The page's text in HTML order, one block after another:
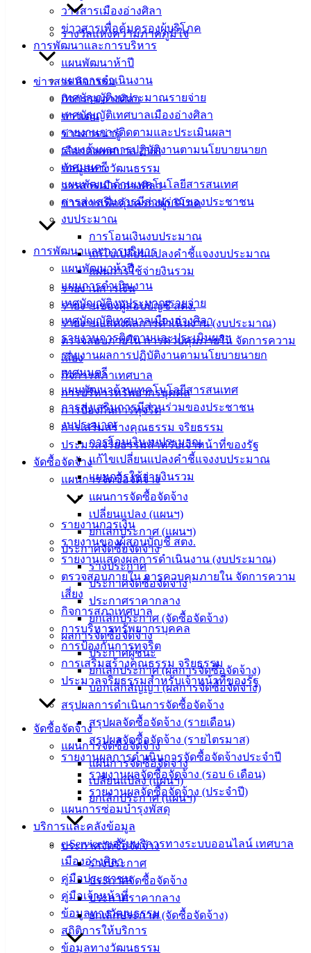
วารสารเมืองอ่างศิลา
ข่าวสารเพื่อคุ้มครองผู้บริโภค
การพัฒนาและการบริหาร
แผนพัฒนาห้าปี
แผนการดำเนินงาน
เทศบัญญัติงบประมาณรายจ่าย
เทศบัญญัติเทศบาลเมืองอ่างศิลา
รายงานการติดตามและประเมินผลฯ
รายงานผลการปฏิบัติงานตามนโยบายนายก
เทศมนตรี
แผนพัฒนาด้านเทคโนโลยีสารสนเทศ
การส่งเสริมการมีส่วนร่วมของประชาชน
งบประมาณ
การโอนเงินงบประมาณ
แก้ไขเปลี่ยนแปลงคำชี้แจงงบประมาณ
แผนการใช้จ่ายงินรวม
รายงานการเงิน
รายงานของผู้สอบบัญชี สตง.
รายงานแสดงผลการดำเนินงาน (งบประมาณ)
ตรวจสอบภายใน การควบคุมภายใน จัดการความ
เสี่ยง
กิจการสภาเทศบาล
การบริหารทรัพยากรบุคคล
การป้องกันการทุจริต
การเสริมสร้างคุณธรรม จริยธรรม
ประมวลจริยธรรมสำหรับเจ้าหน้าที่ของรัฐ
จัดซื้อจัดจ้าง
แผนการจัดซื้อจัดจ้าง
แผนการจัดซื้อจัดจ้าง
เปลี่ยนแปลง (แผนฯ)
ยกเลิกประกาศ (แผนฯ)
ประกาศจัดซื้อจัดจ้าง
ร่างประกาศ
ประกาศจัดซื้อจัดจ้าง
ประกาศราคากลาง
ยกเลิกประกาศ (จัดซื้อจัดจ้าง)
ผลการจัดซื้อจัดจ้าง
ประกาศผู้ชนะ
ยกเลิกประกาศ (ผลการจัดซื้อจัดจ้าง)
บอกเลิกสัญญา (ผลการจัดซื้อจัดจ้าง)
สรุปผลการดำเนินการจัดซื้อจัดจ้าง
สรุปผลจัดซื้อจัดจ้าง (รายเดือน)
สรุปผลจัดซื้อจัดจ้าง (รายไตรมาส)
รายงานผลการดำเนินการจัดซื้อจัดจ้างประจำปี
รายงานผลจัดซื้อจัดจ้าง (รอบ 6 เดือน)
รายงานผลจัดซื้อจัดจ้าง (ประจำปี)
แผนการซ่อมบำรุงพัสดุ
บริการและคลังข้อมูล
e-Service ขอรับบริการทางระบบออนไลน์ เทศบาล
เมืองอ่างศิลา
คู่มือประชาชน
คู่มือเจ้าหน้าที่
ข้อมูลทางวัฒนธรรม
สถิติการให้บริการ
ข้อมูลทางวัฒนธรรม
รางวัลแห่งความภาคภูมิใจ
ข่าวสาร กิจกรรม
กิจกรรมอ่างศิลา
ข่าวเด่น
ข่าวสารน่ารู้
เลือกตั้งเทศบาล 2568
ข้อมูลทางวัฒนธรรม
วารสารเมืองอ่างศิลา
ข่าวสารเพื่อคุ้มครองผู้บริโภค
การพัฒนาและการบริหาร
แผนพัฒนาห้าปี
แผนการดำเนินงาน
เทศบัญญัติงบประมาณรายจ่าย
เทศบัญญัติเทศบาลเมืองอ่างศิลา
รายงานการติดตามและประเมินผลฯ
รายงานผลการปฏิบัติงานตามนโยบายนายก
เทศมนตรี
แผนพัฒนาด้านเทคโนโลยีสารสนเทศ
การส่งเสริมการมีส่วนร่วมของประชาชน
งบประมาณ
การโอนเงินงบประมาณ
แก้ไขเปลี่ยนแปลงคำชี้แจงงบประมาณ
แผนการใช้จ่ายงินรวม
รายงานการเงิน
รายงานของผู้สอบบัญชี สตง.
รายงานแสดงผลการดำเนินงาน (งบประมาณ)
ตรวจสอบภายใน การควบคุมภายใน จัดการความ
เสี่ยง
กิจการสภาเทศบาล
การบริหารทรัพยากรบุคคล
การป้องกันการทุจริต
การเสริมสร้างคุณธรรม จริยธรรม
ประมวลจริยธรรมสำหรับเจ้าหน้าที่ของรัฐ
จัดซื้อจัดจ้าง
แผนการจัดซื้อจัดจ้าง
แผนการจัดซื้อจัดจ้าง
เปลี่ยนแปลง (แผนฯ)
ยกเลิกประกาศ (แผนฯ)
ประกาศจัดซื้อจัดจ้าง
ร่างประกาศ
ประกาศจัดซื้อจัดจ้าง
ประกาศราคากลาง
ยกเลิกประกาศ (จัดซื้อจัดจ้าง)
รักษาความปลอดภัยสถานที่ราชการ
เทศบาล
เมืองอ่าง
สำนักงาน
อ่างศิลา 90/338
อ.เมือง จ.ชลบุรี
038-
บริการ
ประชาชน
ดาวน์โหลด
แบบ
ฟอร์ม,
เอกสาร
สำหรับ
ประชาชน/
คู่มือการ
ปฏิบัติ
ข่าวสาร
น่ารู้
ข้อมูล
ข่าวสาร
อิเล็กทรอนิกส์
องค์
ความรู้
(Knowledge
Management)
เทศบาล
สายตรง
นายก
ประวัติ
เทศบาล
ผู้บริหาร